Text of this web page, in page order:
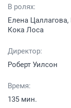
В ролях:
Елена
Кока Лоса
Директор:
Роберт Уилсон
Время:
135 мин.